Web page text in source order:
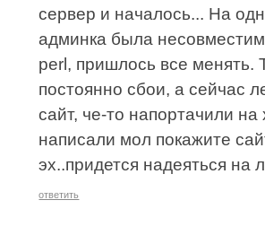
сервер и началось... На
админка была
perl, пришлось все менять.
постоянно сбои, а сейчас
сайт, че-то напортачили на
написали мол покажите
эх..придется надеяться на
ответить